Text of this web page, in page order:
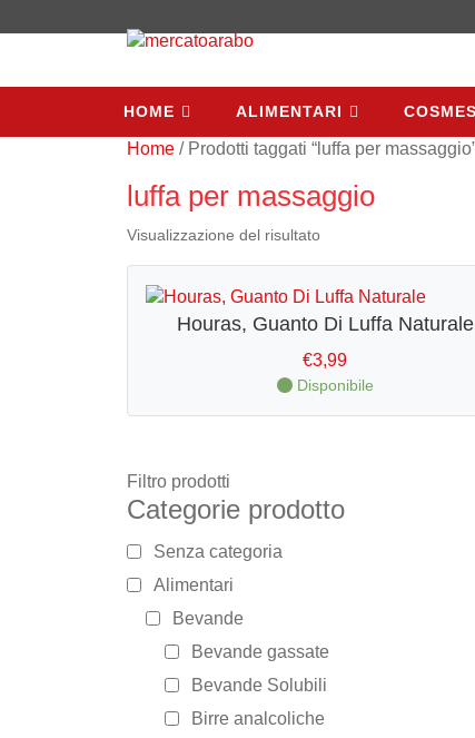
HOME ALIMENTARI
HOME ALIMENTARI COSMESI
Home / Prodotti taggati “luffa per
luffa per massaggio
Visualizzazione del risultato
Houras, Guanto Di Luffa Naturale
€3,99
Disponibile
Filtro prodotti
Categorie prodotto
Senza categoria
Alimentari
Bevande
Bevande gassate
Bevande Solubili
Birre analcoliche